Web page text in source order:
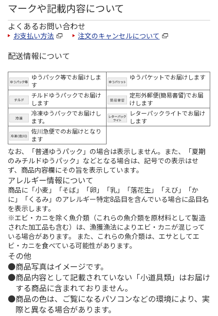
マークや記載内容について
よくあるお問い合わせ
お支払い方法 注文のキャンセルについて
配送情報について
ゆうパック等でお届けしま
す
ゆうパケットでお届けします
チルドゆうパックでお届け
します
定形外郵便(簡易書留)でお届
けします
冷凍ゆうパックでお届けし
ます。
レターパックライトでお届け
します
佐川急便でのお届けとなり
ます
なお、「普通ゆうパック」の場合は表示しません。また、「夏期
のみチルドゆうパック」などとなる場合は、記号での表示はせ
ず、商品内容欄にその旨を表示しています。
アレルギー情報について
商品に「小麦」「そば」「卵」「乳」「落花生」「えび」「か
に」「くるみ」のアレルギー特定8品目を含んでいる場合に品目名
を表示します。
※エビ・カニを除く魚介類（これらの魚介類を原材料として製造
された加工品も含む）は、漁獲漁法によりエビ・カニが混じって
いる場合があります。 また、これらの魚介類は、エサとしてエ
ビ・カニを食べている可能性があります。
その他
商品写真はイメージです。
商品内容として記載されていない「小道具類」はお届け
する商品に含まれておりません。
商品の色は、ご覧になるパソコンなどの環境により、実
際と異なる場合があります。